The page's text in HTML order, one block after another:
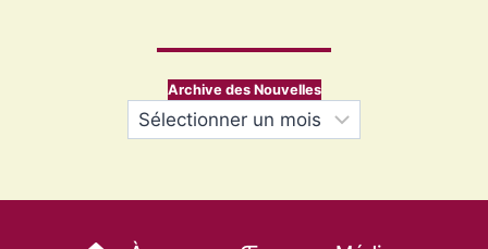
Archive des Nouvelles
Archives